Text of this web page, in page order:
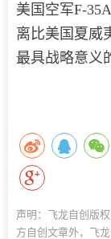
美国空军F-
离比美国夏威
最具战略意义
声明：飞龙自创版
方自创文章外，飞